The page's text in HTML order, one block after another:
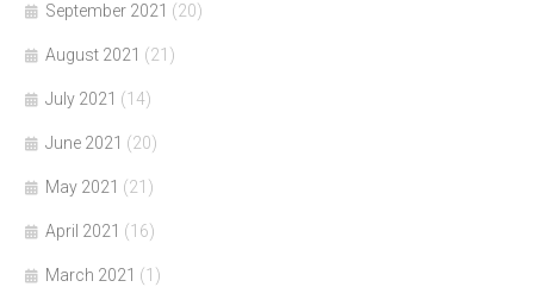
September 2021 (20)
August 2021 (21)
July 2021 (14)
June 2021 (20)
May 2021 (21)
April 2021 (16)
March 2021 (1)